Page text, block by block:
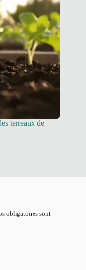
terreaux de
obligatoires sont